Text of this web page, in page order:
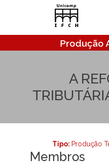
Pular para o conteúdo principal
Produção
A
Tipo: Produção
Membros